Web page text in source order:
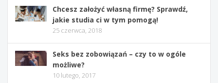
Chcesz założyć własną firmę? Sprawdź,
jakie studia ci w tym pomogą!
25 czerwca, 2018
Seks bez zobowiązań – czy to w ogóle
możliwe?
10 lutego, 2017